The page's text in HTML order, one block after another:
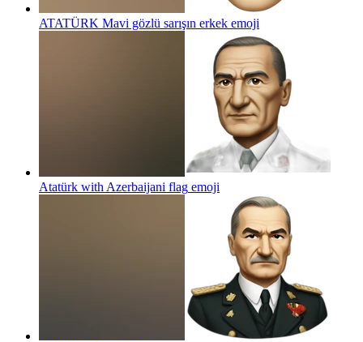
ATATÜRK Mavi gözlü sarışın erkek emoji
Atatürk with Azerbaijani flag emoji